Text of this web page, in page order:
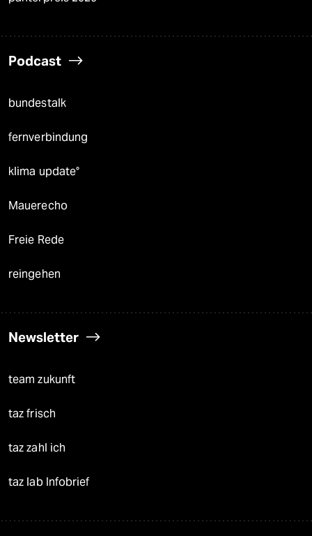
Podcast
bundestalk
fernverbindung
klima update°
Mauerecho
Freie Rede
reingehen
Newsletter
team zukunft
taz frisch
taz zahl ich
taz lab Infobrief